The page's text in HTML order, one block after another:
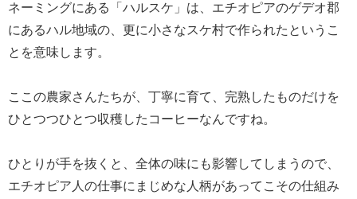
ネーミングにある「ハルスケ」は、エチオピアのゲデオ郡
にあるハル地域の、更に小さなスケ村で作られたというこ
とを意味します。
ここの農家さんたちが、丁寧に育て、完熟したものだけを
ひとつつひとつ収穫したコーヒーなんですね。
ひとりが手を抜くと、全体の味にも影響してしまうので、
エチオピア人の仕事にまじめな人柄があってこその仕組み